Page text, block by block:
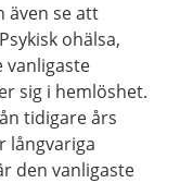
även se att
ohälsa,
vanligaste
sig i hemlöshet.
tidigare års
långvariga
den vanligaste